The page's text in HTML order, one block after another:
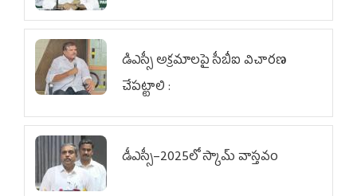
డిఎస్సీ అక్రమాలపై సీబీఐ విచారణ
చేపట్టాలి :
డీఎస్సీ–2025లో స్కామ్‌ వాస్తవం